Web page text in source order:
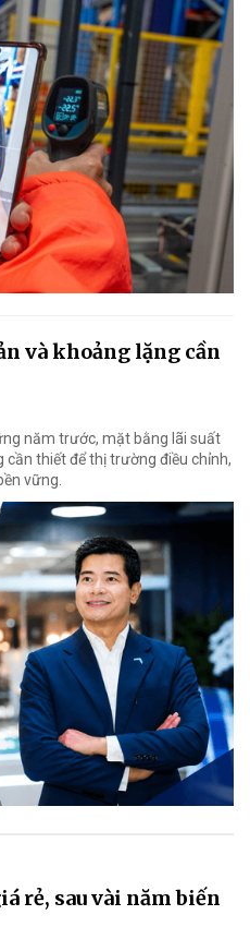
và khoảng lặng cần
năm trước, mặt bằng lãi suất
cần thiết để thị trường điều chỉnh,
vững.
rẻ, sau vài năm biến